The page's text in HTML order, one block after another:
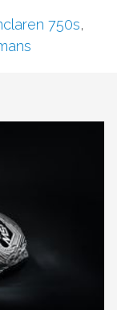
750s,